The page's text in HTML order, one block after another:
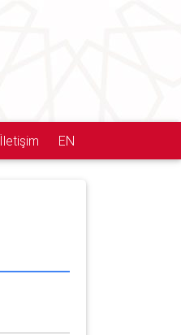
İletişim EN